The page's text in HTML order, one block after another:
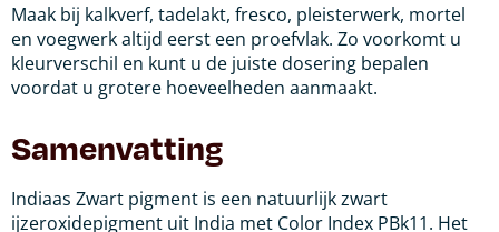
Maak bij kalkverf, tadelakt, fresco, pleisterwerk, mortel
en voegwerk altijd eerst een proefvlak. Zo voorkomt u
kleurverschil en kunt u de juiste dosering bepalen
voordat u grotere hoeveelheden aanmaakt.
Samenvatting
Indiaas Zwart pigment is een natuurlijk zwart
ijzeroxidepigment uit India met Color Index PBk11. Het